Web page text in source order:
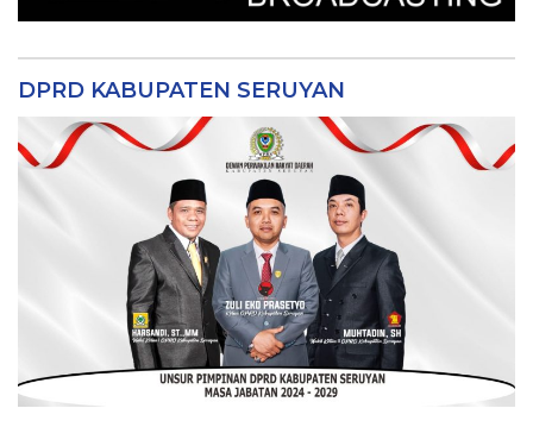
DPRD KABUPATEN SERUYAN